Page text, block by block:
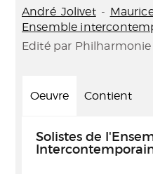
André Jolivet-
Ensemble
Edité par Philharmonie
Oeuvre Contient
Solistes de